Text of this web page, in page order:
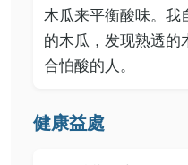
木瓜来平衡酸味。我
的木瓜，发现熟透的
合怕酸的人。
健康益處